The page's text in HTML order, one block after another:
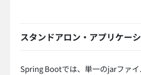
スタンドアロン・アプリケー
Spring Bootでは、単一のjarファ